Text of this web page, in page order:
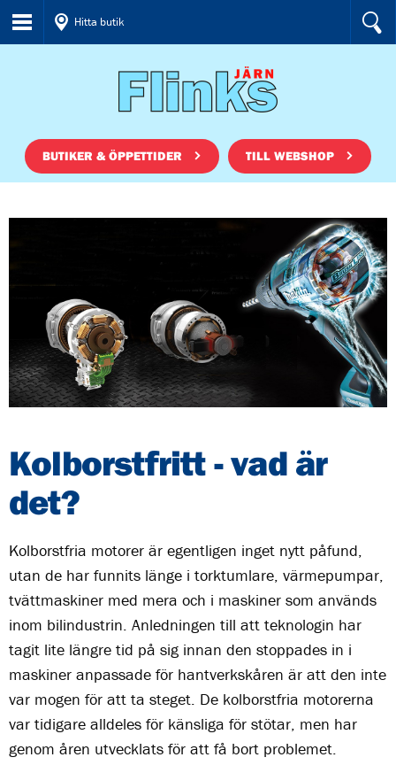
Hitta butik
BUTIKER & ÖPPETTIDER TILL WEBSHOP
Kolborstfritt - vad är
det?
Kolborstfria motorer är egentligen inget nytt påfund,
utan de har funnits länge i torktumlare, värmepumpar,
tvättmaskiner med mera och i maskiner som används
inom bilindustrin. Anledningen till att teknologin har
tagit lite längre tid på sig innan den stoppades in i
maskiner anpassade för hantverkskåren är att den inte
var mogen för att ta steget. De kolborstfria motorerna
var tidigare alldeles för känsliga för stötar, men har
genom åren utvecklats för att få bort problemet.